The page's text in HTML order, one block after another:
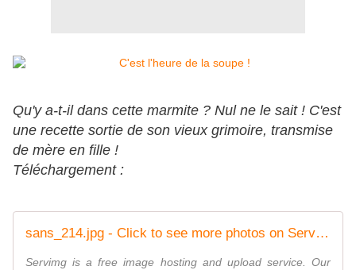
Qu'y a-t-il dans cette marmite ? Nul ne le sait ! C'est
une recette sortie de son vieux grimoire, transmise
de mère en fille !
Téléchargement :
sans_214.jpg - Click to see more photos on ServImg
Servimg is a free image hosting and upload service. Our